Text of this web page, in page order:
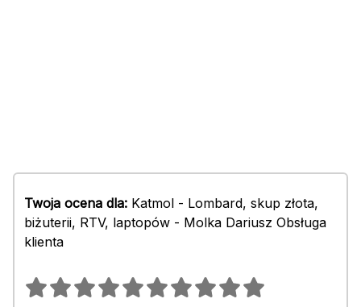
Twoja ocena dla: Katmol - Lombard, skup złota,
biżuterii, RTV, laptopów - Molka Dariusz Obsługa
klienta